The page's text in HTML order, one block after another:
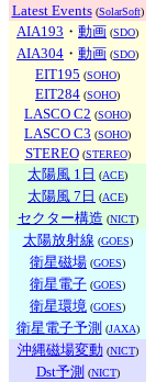
Latest Events(SolarSoft)
AIA193 ・ 動画 (SDO)
AIA304 ・ 動画 (SDO)
EIT195 (SOHO)
EIT284 (SOHO)
LASCO C2 (SOHO)
LASCO C3 (SOHO)
STEREO(STEREO)
太陽風 1日 (ACE)
太陽風 7日 (ACE)
セクター構造 (NICT)
太陽放射線 (GOES)
衛星磁場 (GOES)
衛星電子 (GOES)
衛星環境 (GOES)
衛星電子予測 (JAXA)
沖縄磁場変動 (NICT)
Dst予測 (NICT)